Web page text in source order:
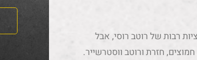
רבות של רוטב רוסי, אבל
חזרת ורוטב ווסטרשייר.